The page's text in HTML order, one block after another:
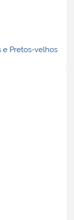
e Pretos-velhos